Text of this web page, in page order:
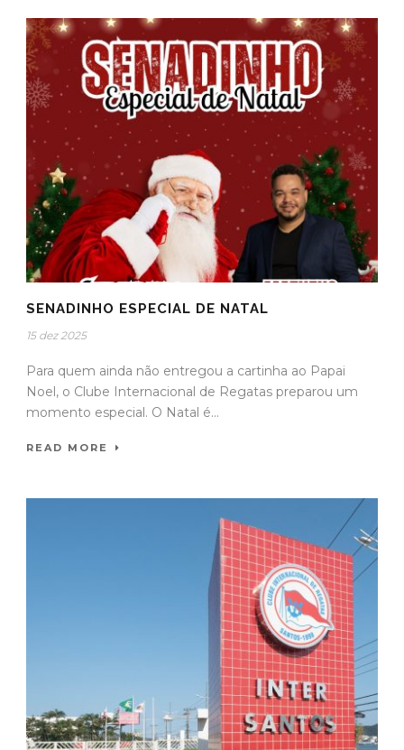
SENADINHO ESPECIAL DE NATAL
15 dez 2025
Para quem ainda não entregou a cartinha ao Papai
Noel, o Clube Internacional de Regatas preparou um
momento especial. O Natal é...
READ MORE